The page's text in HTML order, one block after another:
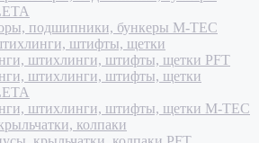
подшипники, бункеры M-TEC
штифты, щетки
штихлинги, штифты, щетки PFT
штихлинги, штифты, щетки
штихлинги, штифты, щетки M-TEC
колпаки